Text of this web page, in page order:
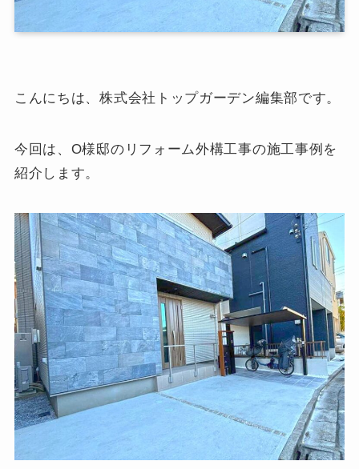
こんにちは、株式会社トップガーデン編集部です。
今回は、O様邸のリフォーム外構工事の施工事例を
紹介します。